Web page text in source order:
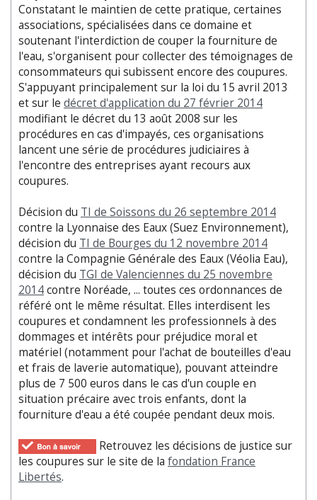
Constatant le maintien de cette pratique, certaines
associations, spécialisées dans ce domaine et
soutenant l'interdiction de couper la fourniture de
l'eau, s'organisent pour collecter des témoignages de
consommateurs qui subissent encore des coupures.
S'appuyant principalement sur la loi du 15 avril 2013
et sur le décret d'application du 27 février 2014
modifiant le décret du 13 août 2008 sur les
procédures en cas d'impayés, ces organisations
lancent une série de procédures judiciaires à
l'encontre des entreprises ayant recours aux
coupures.
Décision du TI de Soissons du 26 septembre 2014
contre la Lyonnaise des Eaux (Suez Environnement),
décision du TI de Bourges du 12 novembre 2014
contre la Compagnie Générale des Eaux (Véolia Eau),
décision du TGI de Valenciennes du 25 novembre
2014contre Noréade, ... toutes ces ordonnances de
référé ont le même résultat. Elles interdisent les
coupures et condamnent les professionnels à des
dommages et intérêts pour préjudice moral et
matériel (notamment pour l'achat de bouteilles d'eau
et frais de laverie automatique), pouvant atteindre
plus de 7 500 euros dans le cas d'un couple en
situation précaire avec trois enfants, dont la
fourniture d'eau a été coupée pendant deux mois.
Retrouvez les décisions de justice sur
les coupures sur le site de la fondation France
Libertés.